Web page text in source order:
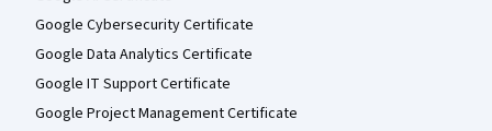
Google Cybersecurity Certificate
Google Data Analytics Certificate
Google IT Support Certificate
Google Project Management Certificate